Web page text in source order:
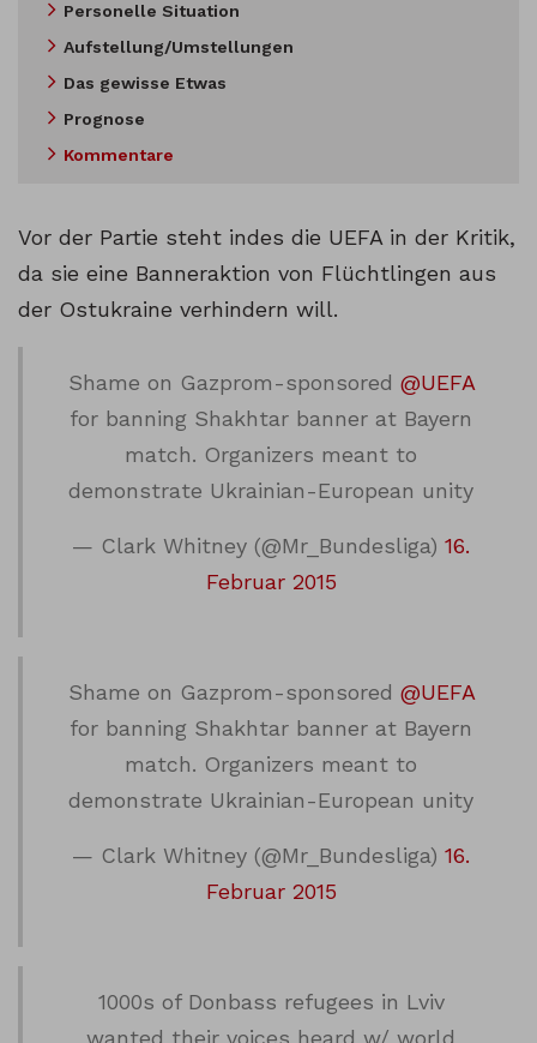
Personelle Situation
Aufstellung/Umstellungen
Das gewisse Etwas
Prognose
Kommentare
Vor der Partie steht indes die UEFA in der Kritik,
da sie eine Banneraktion von Flüchtlingen aus
der Ostukraine verhindern will.
Shame on Gazprom-sponsored @UEFA
for banning Shakhtar banner at Bayern
match. Organizers meant to
demonstrate Ukrainian-European unity
— Clark Whitney (@Mr_Bundesliga) 16.
Februar 2015
Shame on Gazprom-sponsored @UEFA
for banning Shakhtar banner at Bayern
match. Organizers meant to
demonstrate Ukrainian-European unity
— Clark Whitney (@Mr_Bundesliga) 16.
Februar 2015
1000s of Donbass refugees in Lviv